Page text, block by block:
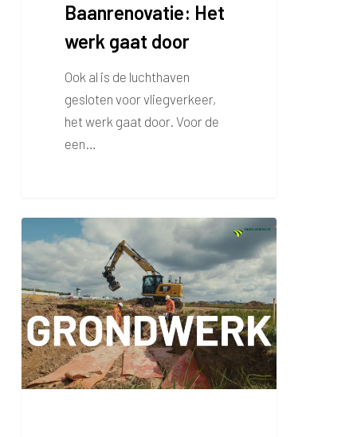
Baanrenovatie: Het
werk gaat door
Ook al is de luchthaven
gesloten voor vliegverkeer,
het werk gaat door. Voor de
een…
Baanrenovatie:
ontmanteling
van
de
oude
baan